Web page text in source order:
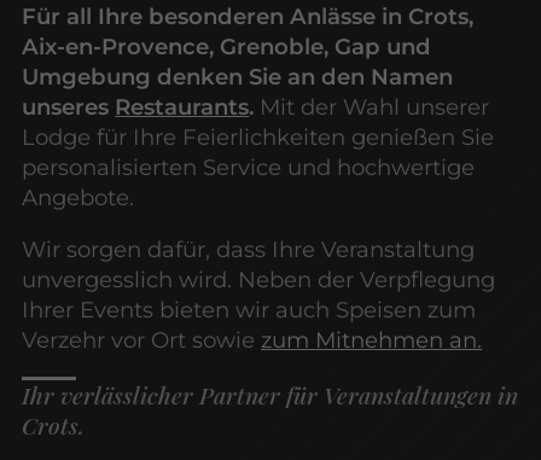
Für all Ihre besonderen Anlässe in Crots,
Aix-en-Provence, Grenoble, Gap und
Umgebung denken Sie an den Namen
unseres Restaurants. Mit der Wahl unserer
Lodge für Ihre Feierlichkeiten genießen Sie
personalisierten Service und hochwertige
Angebote.
Wir sorgen dafür, dass Ihre Veranstaltung
unvergesslich wird. Neben der Verpflegung
Ihrer Events bieten wir auch Speisen zum
Verzehr vor Ort sowie zum Mitnehmen an.
Ihr verlässlicher Partner für Veranstaltungen in
Crots.